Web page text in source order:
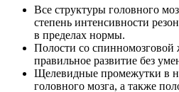
Все структуры головного
степень интенсивности
в пределах нормы.
Полости со
правильное развитие без
Щелевидные промежутки в
головного мозга, а также